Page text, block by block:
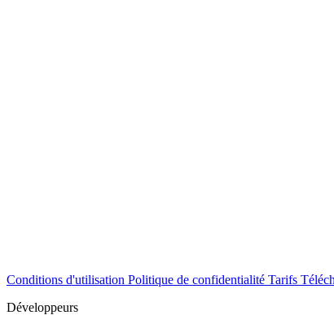
Conditions d'utilisation Politique de confidentialité Tarifs
Développeurs